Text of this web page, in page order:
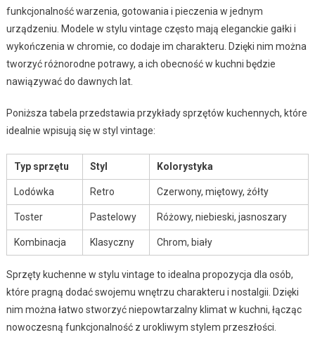
funkcjonalność warzenia, gotowania i pieczenia w jednym
urządzeniu. Modele w stylu vintage często mają eleganckie gałki i
wykończenia w chromie, co dodaje im charakteru. Dzięki nim można
tworzyć różnorodne potrawy, a ich obecność w kuchni będzie
nawiązywać do dawnych lat.
Poniższa tabela przedstawia przykłady sprzętów kuchennych, które
idealnie wpisują się w styl vintage:
Typ sprzętu Styl Kolorystyka
Lodówka Retro Czerwony, miętowy, żółty
Toster Pastelowy Różowy, niebieski, jasnoszary
Kombinacja Klasyczny Chrom, biały
Sprzęty kuchenne w stylu vintage to idealna propozycja dla osób,
które pragną dodać swojemu wnętrzu charakteru i nostalgii. Dzięki
nim można łatwo stworzyć niepowtarzalny klimat w kuchni, łącząc
nowoczesną funkcjonalność z urokliwym stylem przeszłości.